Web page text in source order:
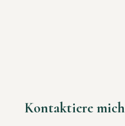
Kontaktiere mich